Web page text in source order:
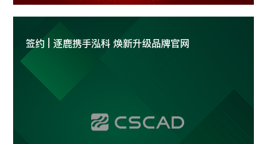
签约 | 逐鹿携手泓科 焕新升级品牌官网